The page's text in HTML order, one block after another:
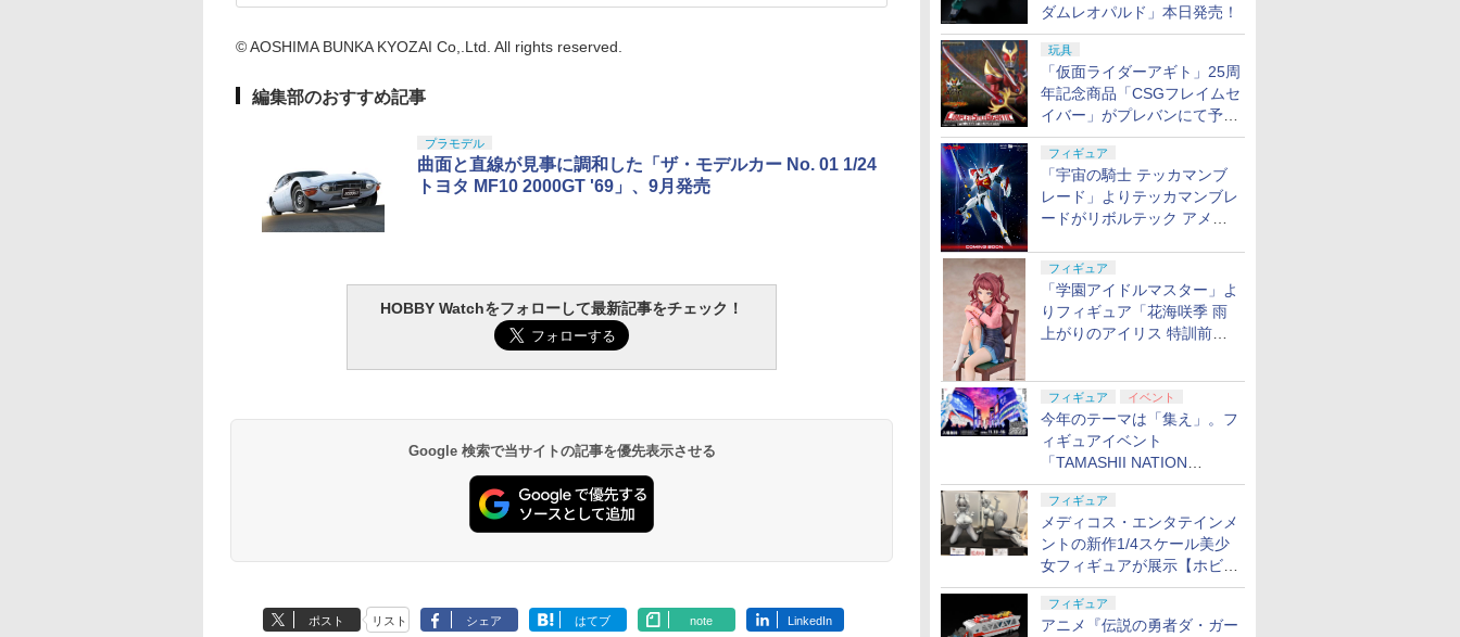
ダムレオパルド」本日発売！
玩具
「仮面ライダーアギト」25周
年記念商品「CSGフレイムセ
イバー」がプレバンにて予約
開始
フィギュア
「宇宙の騎士 テッカマンブ
レード」よりテッカマンブレ
ードがリボルテック アメイ
定
フィギュア
「学園アイドルマスター」よ
りフィギュア「花海咲季 雨
上がりのアイリス 特訓前
フィギュア イベント
今年のテーマは「集え」。フ
ィギュアイベント
「TAMASHII NATION
2026」が11月13日より開催
決定
フィギュア
メディコス・エンタテインメ
ントの新作1/4スケール美少
女フィギュアが展示【ホビー
メーカー合同展示会】
フィギュア
アニメ『伝説の勇者ダ・ガー
© AOSHIMA BUNKA KYOZAI Co,.Ltd. All rights reserved.
編集部のおすすめ記事
プラモデル
曲面と直線が見事に調和した「ザ・モデルカー No. 01 1/24
トヨタ MF10 2000GT '69」、9月発売
HOBBY Watchをフォローして最新記事をチェック！
Google 検索で当サイトの記事を優先表示させる
ポスト リスト シェア はてブ note LinkedIn